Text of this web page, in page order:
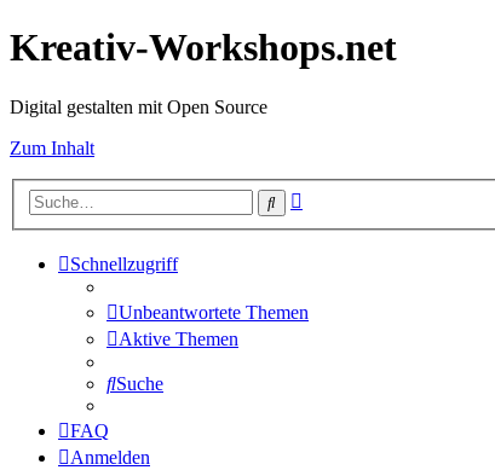
Kreativ-Workshops.net
Digital gestalten mit Open Source
Zum Inhalt
Suche
Schnellzugriff
Unbeantwortete Themen
Aktive Themen
Suche
FAQ
Anmelden